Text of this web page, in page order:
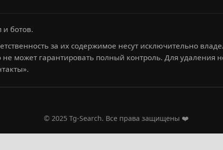
и ботов.
за их содержимое несут исключительно
может гарантировать полный контроль. Для удаления
© 2025 Tg-Search. Все права защищены ❤️